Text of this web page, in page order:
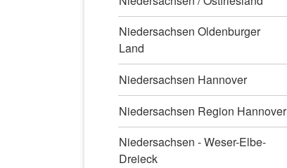
Niedersachsen Oldenburger
Land
Niedersachsen Hannover
Niedersachsen Region Hannover
Niedersachsen - Weser-Elbe-
Dreieck